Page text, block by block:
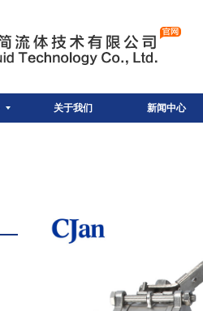
关于我们 新闻中心